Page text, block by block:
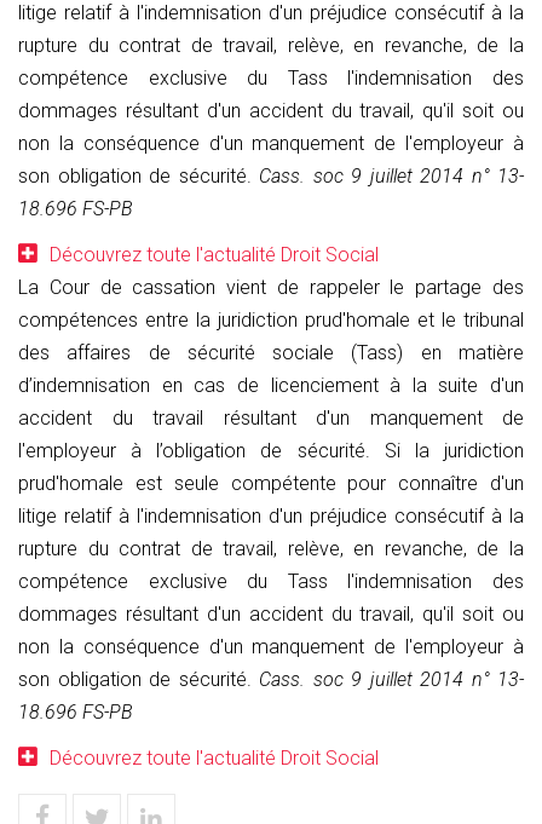
litige relatif à l'indemnisation d'un préjudice consécutif à la
rupture du contrat de travail, relève, en revanche, de la
compétence exclusive du Tass l'indemnisation des
dommages résultant d'un accident du travail, qu'il soit ou
non la conséquence d'un manquement de l'employeur à
son obligation de sécurité. Cass. soc 9 juillet 2014 n° 13-
18.696 FS-PB
Découvrez toute l'actualité Droit Social
La Cour de cassation vient de rappeler le partage des
compétences entre la juridiction prud'homale et le tribunal
des affaires de sécurité sociale (Tass) en matière
d’indemnisation en cas de licenciement à la suite d'un
accident du travail résultant d'un manquement de
l'employeur à l’obligation de sécurité. Si la juridiction
prud'homale est seule compétente pour connaître d'un
litige relatif à l'indemnisation d'un préjudice consécutif à la
rupture du contrat de travail, relève, en revanche, de la
compétence exclusive du Tass l'indemnisation des
dommages résultant d'un accident du travail, qu'il soit ou
non la conséquence d'un manquement de l'employeur à
son obligation de sécurité. Cass. soc 9 juillet 2014 n° 13-
18.696 FS-PB
Découvrez toute l'actualité Droit Social